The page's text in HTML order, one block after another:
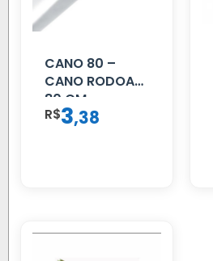
CANO 80 –
CANO RODOAR
80 CM
R$3,38